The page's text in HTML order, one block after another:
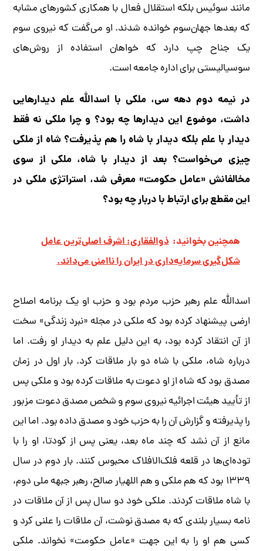
مانند سوئیس بلکه استقلال فعال با همکاری کشورهای مشابه
که بعدها جهان‌سوم خوانده شدند. او می‌گفت که نیروی سوم
یک جناح چپ دارد که خواهان استفاده از روش‌های
سوسیالیستی برای اداره جامعه است.
در نیمه دوم دهه سی، ملکی با اسدالله علم دیدارهایی
داشت، موضوع این دیدارها چه بود؟ و چرا ملکی نه فقط
دیدار با علم بلکه دیدار با شاه را هم پذیرفت؟ شاه از ملکی
چیزی می‌خواست؟ بعد از دیدار با شاه، ملکی از سوی
مخالفانش «عامل حکومت» معرفی ‌شد، استراتژی ملکی در
این مقطع برای ارتباط با دربار چه بود؟
همچنین بخوانید: ذوالفقاری: اشرف اصلی‌ترین عامل
شکل‌گیری سرمایه‌داری در ایران را ناامنی می‌داند.
اسدالله علم رهبر حزب مردم بود و حزب او یک برنامه اصلاح
ارضی پیشنهاد کرده بود که ملکی در مجله «نبرد زندگی» سخت
از آن انتقاد کرده بود، به این دلیل علم به دیدار او رفت. اما
درباره شاه، ملکی با شاه دو بار ملاقات کرد. بار اول در زمان
مصدق بود که شاه از او دعوت به ملاقات کرده بود و ملکی پس
از تأیید هیئت اجرائیه نیروی سوم و شخص مصدق دعوت مزبور
را پذیرفته و گزارش آن را به حزب خود و مصدق داده بود. اما این
مانع از آن نشد که چند ماه بعد، یعنی پس از کودتا، او را با
توده‌ای‌ها در قلعه فلک‌الافلاک محبوس کنند. بار دوم در سال
۱۳۳۹ بود که هم ملکی و هم اللهیار صالح، رهبر جبهه ملی دوم،
با شاه ملاقات کردند. ملکی خود دو سال پس از آن ملاقات در
نامه بسیار بلندی که به مصدق نوشت، آن ملاقات را علنی کرد و
کسی هم او را به این جهت «عامل حکومت» نخواند. ملکی